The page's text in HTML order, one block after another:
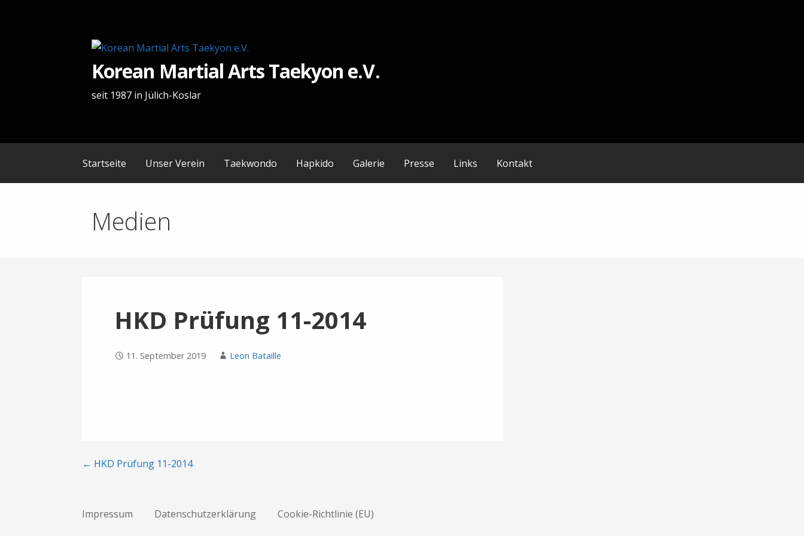
Korean Martial Arts Taekyon e.V.
seit 1987 in Jülich-Koslar
Startseite Unser Verein Taekwondo Hapkido Galerie Presse Links Kontakt
Medien
HKD Prüfung 11-2014
11. September 2019 Leon Bataille
Beitragsnavigation
← HKD Prüfung 11-2014
Impressum Datenschutzerklärung Cookie-Richtlinie (EU)